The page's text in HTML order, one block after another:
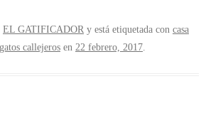
EL GATIFICADOR y está etiquetada con casa
gatos callejeros en 22 febrero, 2017.